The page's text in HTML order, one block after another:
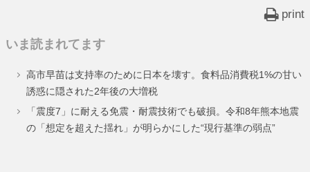
print
いま読まれてます
高市早苗は支持率のために日本を壊す。食料品消費税1%の甘い
誘惑に隠された2年後の大増税
「震度7」に耐える免震・耐震技術でも破損。令和8年熊本地震
の「想定を超えた揺れ」が明らかにした“現行基準の弱点”